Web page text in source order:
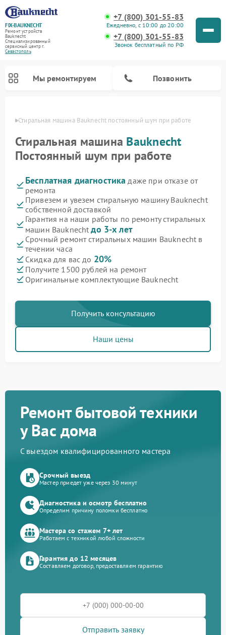
FIX-BAUKNECHT
Ремонт устройств
Bauknecht
Специализированный
cервисный центр г.
Севастополь
+7 (800) 301-55-83
Ежедневно, с 10:00 до 20:00
+7 (800) 301-55-83
Звонок бесплатный по РФ
Мы ремонтируем Позвонить
Стиральная машина Bauknecht постоянный шум при работе
Стиральная машина Bauknecht
Постоянный шум при работе
Бесплатная диагностика даже при отказе от
ремонта
Привезем и увезем стиральную машину Bauknecht
собственной доставкой
Гарантия на наши работы по ремонту стиральных
машин Bauknechtдо 3-х лет
Срочный ремонт стиральных машин Bauknecht в
течении часа
Скидка для вас до 20%
Получите 1500 рублей на ремонт
Оригинальные комплектующие Bauknecht
Получить консультацию
Наши цены
Ремонт бытовой техники
у Вас дома
С выездом квалифицированного мастера
Срочный выезд
Мастер приедет уже через 30 минут
Диагностика и осмотр бесплатно
Определим причину поломки бесплатно
Мастера со стажем 7+ лет
Работаем с техникой любой сложности
Гарантия до 12 месяцев
Составляем договор, предоставляем гарантию
Отправить заявку